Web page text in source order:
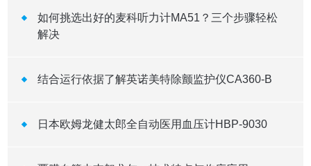
如何挑选出好的麦科听力计MA51？三个步骤轻松
解决
结合运行依据了解英诺美特除颤监护仪CA360-B
日本欧姆龙健太郎全自动医用血压计HBP-9030